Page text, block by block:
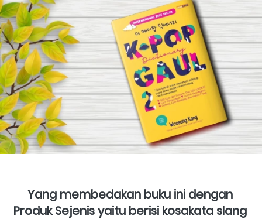
Yang membedakan buku ini dengan
Produk Sejenis yaitu berisi kosakata slang